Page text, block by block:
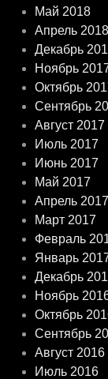
Май 2018
Апрель 2018
Декабрь
Ноябрь
Октябрь
Сентябрь
Август 2017
Июль 2017
Июнь 2017
Май 2017
Апрель 2017
Март 2017
Февраль
Январь
Декабрь
Ноябрь
Октябрь
Сентябрь
Август 2016
Июль 2016